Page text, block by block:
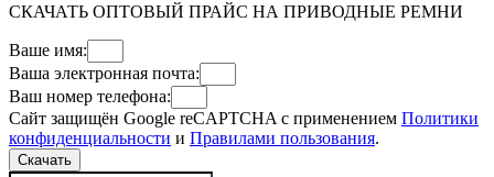
СКАЧАТЬ ОПТОВЫЙ ПРАЙС НА ПРИВОДНЫЕ РЕМНИ
Ваше имя:
Ваша электронная почта:
Ваш номер телефона:
Сайт защищён Google reCAPTCHA с применением Политики
конфиденциальности и Правилами пользования.
Скачать